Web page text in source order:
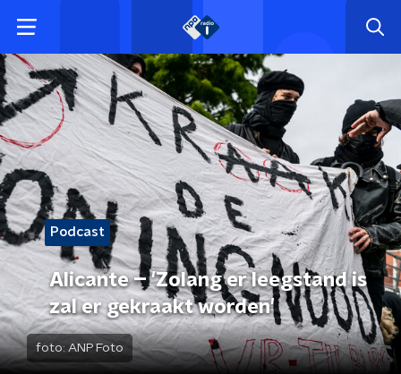
Podcast
Alicante – 'Zolang er leegstand is
zal er gekraakt worden'
foto: ANP Foto